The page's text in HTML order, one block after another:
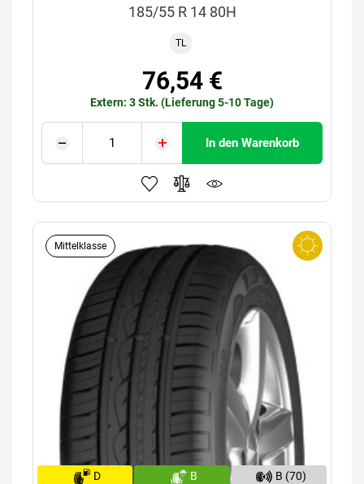
185/55 R 14 80H
TL
76,54 €
Extern: 3 Stk. (Lieferung 5-10 Tage)
In den Warenkorb
Mittelklasse
D B B (70)